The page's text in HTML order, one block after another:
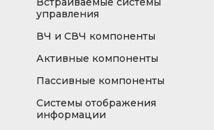
управления
ВЧ и СВЧ компоненты
Активные компоненты
Пассивные компоненты
Системы отображения
информации